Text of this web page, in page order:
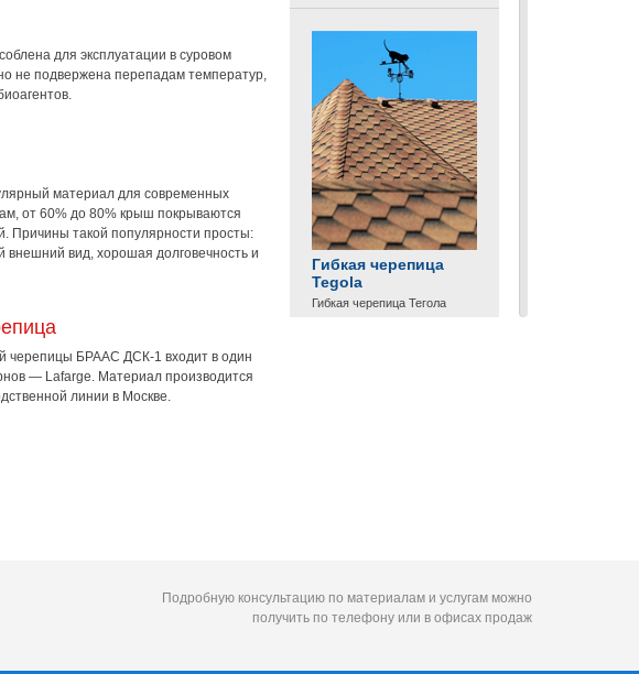
для эксплуатации в суровом
не подвержена перепадам температур,
материал для современных
от 60% до 80% крыш покрываются
Причины такой популярности просты:
вид, хорошая долговечность и
черепицы БРААС ДСК-1 входит в один
— Lafarge. Материал производится
линии в Москве.
Гибкая черепица
Tegola
Гибкая черепица Тегола
Медная лента с
оплатой при
Медная лента 6600 ₽/м²
Подробную консультацию по материалам и услугам можно
получить по телефону или в офисах продаж